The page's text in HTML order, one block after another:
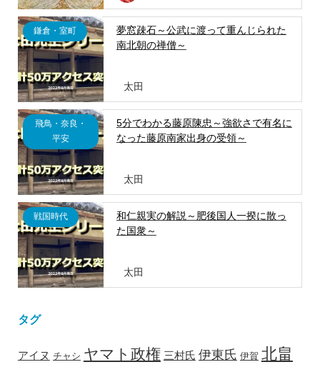
鎌倉・室町
夢窓疎石～公武に渡って重んじられた
南北朝の禅僧～
太田
飛鳥・奈良・
平安
5分でわかる藤原陳忠～強欲さで有名に
なった藤原南家出身の受領～
太田
戦国時代
和仁親実の解説～肥後国人一揆に散っ
た国衆～
太田
タグ
アイヌ チャシ ヤマト政権 三村氏 伊東氏 伊賀 北畠